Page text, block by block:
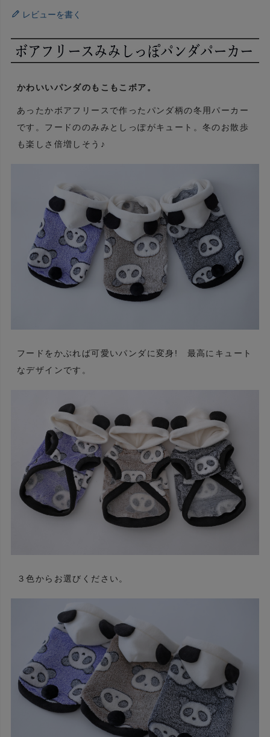
レビューを書く
かわいいパンダのもこもこボア。
あったかボアフリースで作ったパンダ柄の冬用パーカー
です。フードののみみとしっぽがキュート。冬のお散歩
も楽しさ倍増しそう♪
フードをかぶれば可愛いパンダに変身! 最高にキュート
なデザインです。
３色からお選びください。